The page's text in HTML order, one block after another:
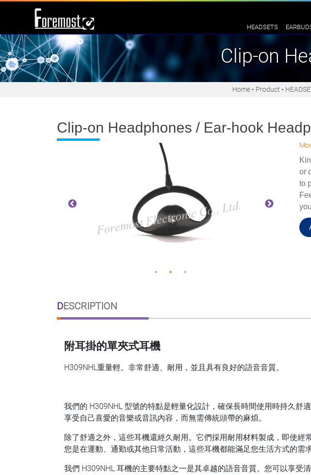
HEADSETS
Clip-on
Home Product
Clip-on Headphones / Ear-hook
or
to
DESCRIPTION
附耳掛的單夾式耳機
H309NHL重量輕。非常舒適、耐用，並且具有良好的語音音質。
我們的 H309NHL 型號的特點是輕量化設計，確保長時間使用時持久舒
享受自己喜愛的音樂或音訊內容，而無需傳統頭帶的麻煩。
除了舒適之外，這些耳機還經久耐用。它們採用耐用材料製成，即使經
您是在運動、通勤或其他日常活動，這些耳機都能滿足您生活方式的需求
我們 H309NHL 耳機的主要特點之一是其卓越的語音音質。您可以享受